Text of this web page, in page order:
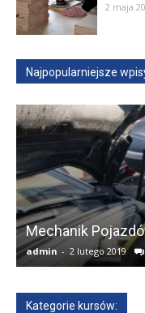
Aktualności
2 maja
Najpopularniejsze
Mechanik
admin - 2 lutego 2019
Kategorie kursów: